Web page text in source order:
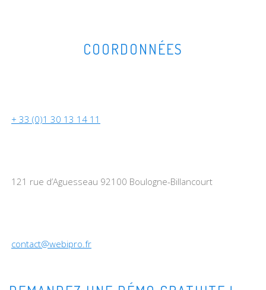
COORDONNÉES
+ 33 (0)1 30 13 14 11
121 rue d’Aguesseau 92100 Boulogne-Billancourt
contact@webipro.fr